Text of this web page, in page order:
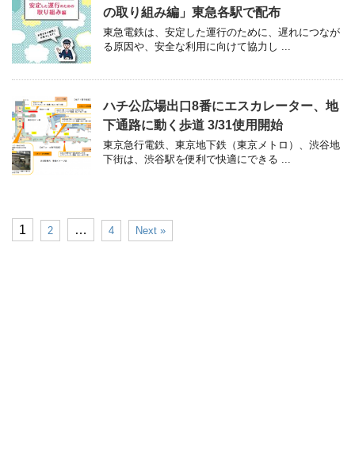
の取り組み編」東急各駅で配布
東急電鉄は、安定した運行のために、遅れにつなが
る原因や、安全な利用に向けて協力し ...
ハチ公広場出口8番にエスカレーター、地
下通路に動く歩道 3/31使用開始
東京急行電鉄、東京地下鉄（東京メトロ）、渋谷地
下街は、渋谷駅を便利で快適にできる ...
1 2 … 4 Next »